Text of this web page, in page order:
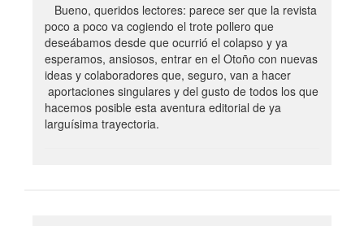
Bueno, queridos lectores: parece ser que la revista
poco a poco va cogiendo el trote pollero que
deseábamos desde que ocurrió el colapso y ya
esperamos, ansiosos, entrar en el Otoño con nuevas
ideas y colaboradores que, seguro, van a hacer
aportaciones singulares y del gusto de todos los que
hacemos posible esta aventura editorial de ya
larguísima trayectoria.